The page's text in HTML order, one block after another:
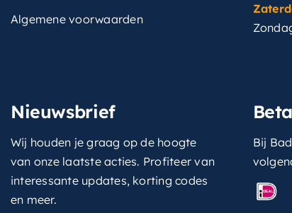
Algemene voorwaarden
Nieuwsbrief
Wij houden je graag op de hoogte
van onze laatste acties. Profiteer van
interessante updates, korting codes
en meer.
Bij